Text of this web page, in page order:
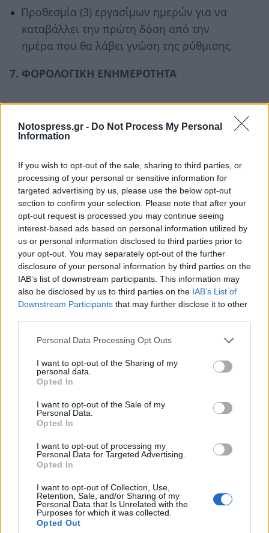
Notospress.gr - Do Not Process My Personal
Information
If you wish to opt-out of the sale, sharing to third parties, or
processing of your personal or sensitive information for
targeted advertising by us, please use the below opt-out
section to confirm your selection. Please note that after your
opt-out request is processed you may continue seeing
interest-based ads based on personal information utilized by
us or personal information disclosed to third parties prior to
your opt-out. You may separately opt-out of the further
disclosure of your personal information by third parties on the
IAB’s list of downstream participants. This information may
also be disclosed by us to third parties on the IAB’s List of
Downstream Participants that may further disclose it to other
Personal Data Processing Opt Outs
I want to opt-out of the Sharing of my
personal data.
Opted In
I want to opt-out of the Sale of my
Personal Data.
Opted In
I want to opt-out of processing my
Personal Data for Targeted Advertising.
Opted In
I want to opt-out of Collection, Use,
Retention, Sale, and/or Sharing of my
Personal Data that Is Unrelated with the
Purposes for which it was collected.
Opted Out
Προθεσμία (3) εργασίμων ημερών για να
καταβάλλει την πρώτη δόση από την
ημέρα που θα λάβει γνώση της ρύθμισης.
7. ΦΟΡΟΛΟΓΙΚΗ ΕΝΗΜΕΡΟΤΗΤΑ
καταβάλλει το 5% της οφειλής
καταβάλλει το 10% της οφειλής
8. ΑΠΩΛΕΙΑ ΡΥΘΜΙΣΗΣ
Μη πληρωμή 2 συνεχόμενων δόσεων ή 3
συνολικά ►►γνωστοποίηση στη Δ.Ο.Υ ►►
βεβαίωση από ΑΑΔΕ.
9. ΕΞΩΔΙΚΑΣΤΙΚΟΣ ΜΗΧΑΝΙΣΜΟΣ
Όποιος οφείλει από 10.000€ και άνω έχει την
δυνατότητα να ενταχθεί στον εξωδικαστικό
μηχανισμό ρύθμισης οφειλών.
Ακολουθήστε τοnotospress.gr στο Google News και
μάθετε πρώτοι
ΔΗΜΟΣ ΚΑΛΑΜΑΤΑΣ